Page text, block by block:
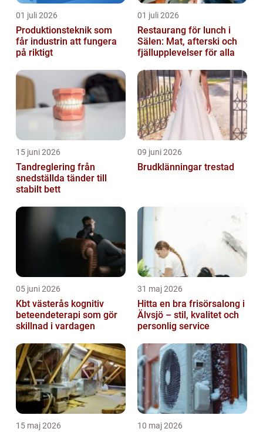
01 juli 2026
Produktionsteknik som
får industrin att fungera
på riktigt
01 juli 2026
Restaurang för lunch i
Sälen: Mat, afterski och
fjällupplevelser för alla
15 juni 2026
Tandreglering från
snedställda tänder till
stabilt bett
09 juni 2026
Brudklänningar trestad
05 juni 2026
Kbt västerås kognitiv
beteendeterapi som gör
skillnad i vardagen
31 maj 2026
Hitta en bra frisörsalong i
Älvsjö – stil, kvalitet och
personlig service
15 maj 2026 10 maj 2026